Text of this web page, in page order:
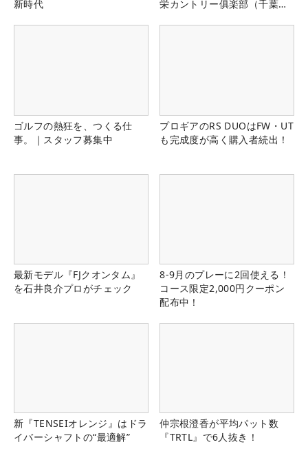
新時代
栄カントリー俱楽部（千葉
ゴルフの熱狂を、つくる仕
事。｜スタッフ募集中
プロギアのRS DUOはFW・UT
も完成度が高く購入者続出！
最新モデル『FJクオンタム』
を石井良介プロがチェック
8-9月のプレーに2回使える！
コース限定2,000円クーポン
配布中！
新『TENSEIオレンジ』はドラ
イバーシャフトの“最適解”
仲宗根澄香が平均パット数
『TRTL』で6人抜き！